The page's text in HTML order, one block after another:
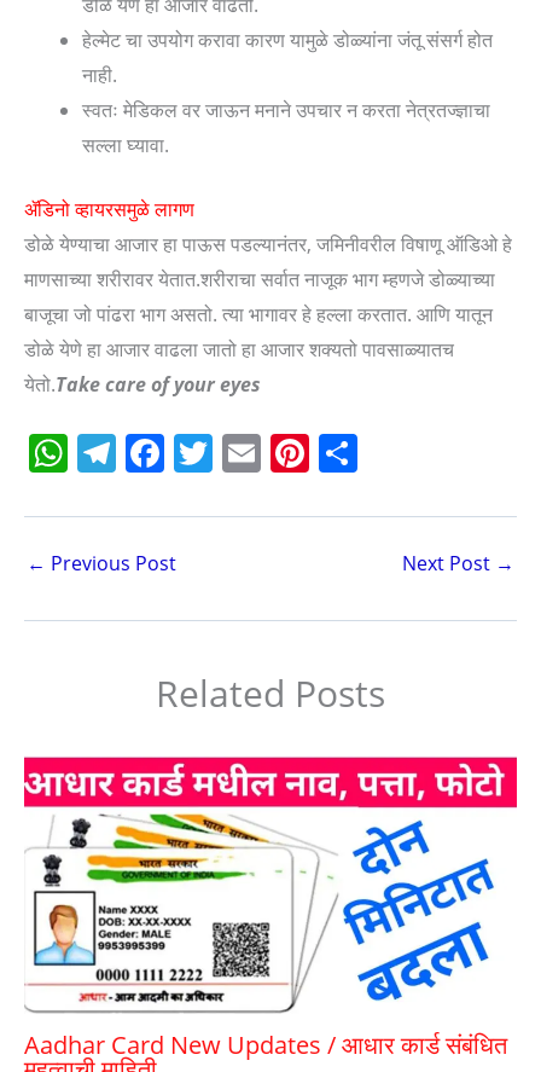
डोळे येणे हा आजार वाढतो.
हेल्मेट चा उपयोग करावा कारण यामुळे डोळ्यांना जंतू संसर्ग होत
नाही.
स्वतः मेडिकल वर जाऊन मनाने उपचार न करता नेत्रतज्ज्ञाचा
सल्ला घ्यावा.
ॲडिनो व्हायरसमुळे लागण
डोळे येण्याचा आजार हा पाऊस पडल्यानंतर, जमिनीवरील विषाणू ऑडिओ हे
माणसाच्या शरीरावर येतात.शरीराचा सर्वात नाजूक भाग म्हणजे डोळ्याच्या
बाजूचा जो पांढरा भाग असतो. त्या भागावर हे हल्ला करतात. आणि यातून
डोळे येणे हा आजार वाढला जातो हा आजार शक्यतो पावसाळ्यातच
येतो.Take care of your eyes
W
at
s
A
T
e
gr
a
F
c
e
b
o
k
T
itt
E
ai
Pi
er
st
ar
← Previous Post Next Post →
Related Posts
Aadhar Card New Updates / आधार कार्ड संबंधित